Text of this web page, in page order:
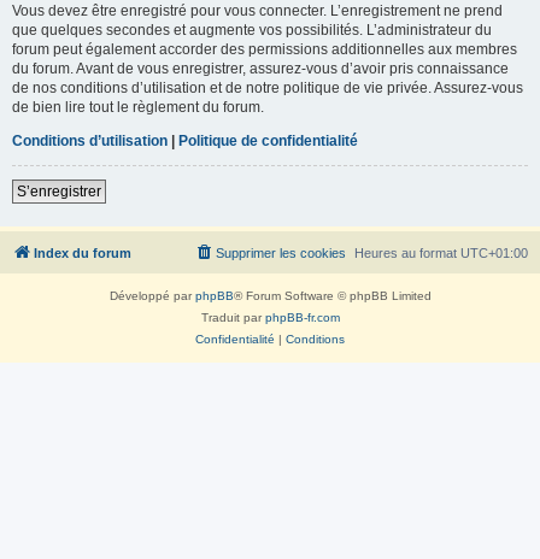
Vous devez être enregistré pour vous connecter. L’enregistrement ne prend
que quelques secondes et augmente vos possibilités. L’administrateur du
forum peut également accorder des permissions additionnelles aux membres
du forum. Avant de vous enregistrer, assurez-vous d’avoir pris connaissance
de nos conditions d’utilisation et de notre politique de vie privée. Assurez-vous
de bien lire tout le règlement du forum.
Conditions d’utilisation | Politique de confidentialité
S’enregistrer
Index du forum Heures au format UTC+01:00
Supprimer les cookies
Développé parphpBB® Forum Software © phpBB Limited
Traduit parphpBB-fr.com
Confidentialité | Conditions